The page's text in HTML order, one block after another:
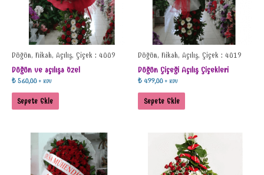
Düğün, Nikah, Açılış, Çiçek : 4009
Düğün ve açılışa özel
₺560,00 + KDV
Sepete Ekle
Düğün, Nikah, Açılış, Çiçek : 4019
Düğün Çiçeği Açılış Çiçekleri
₺ 499,00 + KDV
Sepete Ekle